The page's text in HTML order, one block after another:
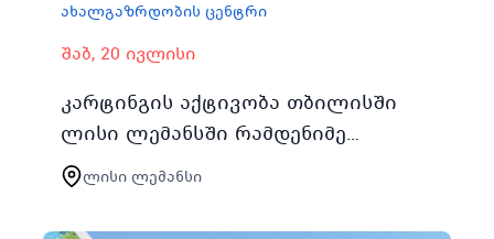
ახალგაზრდობის ცენტრი
შაბ, 20 ივლისი
კარტინგის აქტივობა თბილისში
ლისი ლემანსში რამდენიმე
ნაკადად წარიმართება და ასობით
ახალგაზრდას მისცემს
შესაძლებლობას დაკავდეს
ლისი ლემანსი